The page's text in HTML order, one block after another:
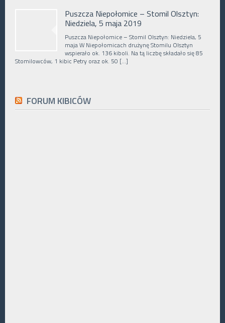
Puszcza Niepołomice – Stomil Olsztyn:
Niedziela, 5 maja 2019
Puszcza Niepołomice – Stomil Olsztyn: Niedziela, 5
maja W Niepołomicach drużynę Stomilu Olsztyn
wspierało ok. 136 kiboli. Na tą liczbę składało się 85
Stomilowców, 1 kibic Petry oraz ok. 50 […]
FORUM KIBICÓW